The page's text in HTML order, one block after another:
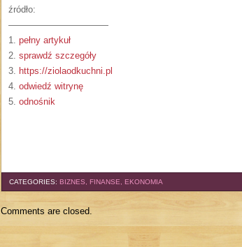
źródło:
———————————
1. pełny artykuł
2. sprawdź szczegóły
3. https://ziolaodkuchni.pl
4. odwiedź witrynę
5. odnośnik
CATEGORIES: BIZNES, FINANSE, EKONOMIA
Comments are closed.